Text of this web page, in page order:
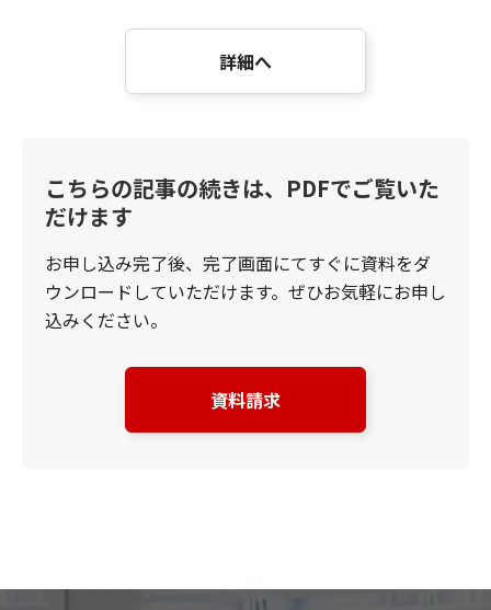
詳細へ
こちらの記事の続きは、PDFでご覧いた
だけます
お申し込み完了後、完了画面にてすぐに資料をダ
ウンロードしていただけます。ぜひお気軽にお申し
込みください。
資料請求